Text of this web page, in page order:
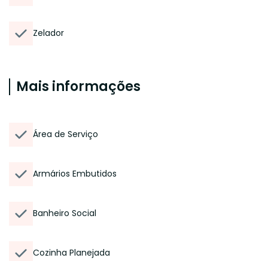
Zelador
Mais informações
Área de Serviço
Armários Embutidos
Banheiro Social
Cozinha Planejada